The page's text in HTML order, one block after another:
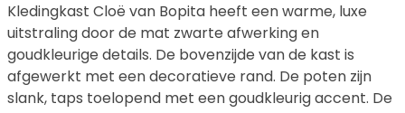
Kledingkast Cloë van Bopita heeft een warme, luxe
uitstraling door de mat zwarte afwerking en
goudkleurige details. De bovenzijde van de kast is
afgewerkt met een decoratieve rand. De poten zijn
slank, taps toelopend met een goudkleurig accent. De